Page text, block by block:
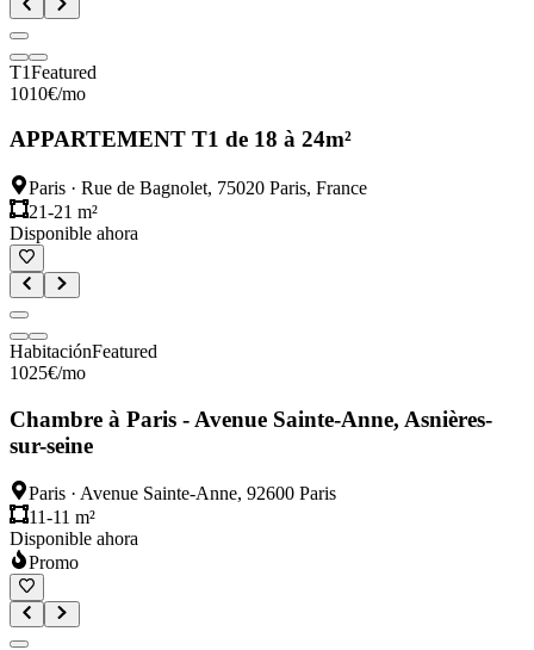
T1Featured
1010€/mo
APPARTEMENT T1 de 18 à 24m²
Paris · Rue de Bagnolet, 75020 Paris, France
21-21 m²
Disponible ahora
HabitaciónFeatured
1025€/mo
Chambre à Paris - Avenue Sainte-Anne, Asnières-
sur-seine
Paris · Avenue Sainte-Anne, 92600 Paris
11-11 m²
Disponible ahora
Promo